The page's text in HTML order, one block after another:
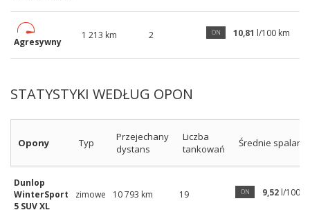
Agresywny
1 213 km 2 ON 10,81 l/100 km
STATYSTYKI WEDŁUG OPON
Opony Typ
Przejechany
dystans
Liczba
tankowań
Średnie spalanie
Dunlop
WinterSport
5 SUV XL
zimowe 10 793 km 19 ON 9,52 l/100